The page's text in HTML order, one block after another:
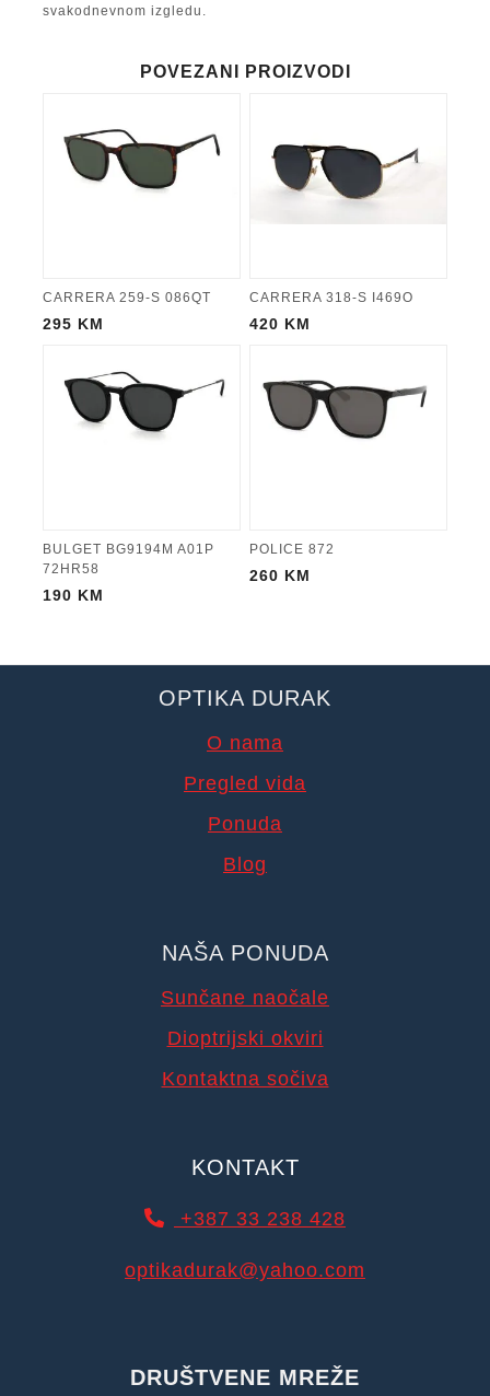
svakodnevnom izgledu.
POVEZANI PROIZVODI
CARRERA 259-S 086QT
295 KM
CARRERA 318-S I469O
420 KM
BULGET BG9194M A01P
72HR58
190 KM
POLICE 872
260 KM
OPTIKA DURAK
O nama
Pregled vida
Ponuda
Blog
NAŠA PONUDA
Sunčane naočale
Dioptrijski okviri
Kontaktna sočiva
KONTAKT
+387 33 238 428
optikadurak@yahoo.com
DRUŠTVENE MREŽE